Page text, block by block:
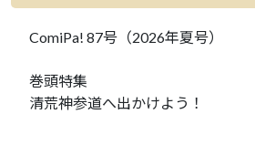
ComiPa! 87号（2026年夏号）
巻頭特集
清荒神参道へ出かけよう！